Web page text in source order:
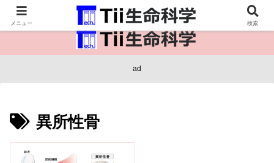
医療保健・生命・生物の情報インフラ。
ad
異所性骨
メニュー 検索